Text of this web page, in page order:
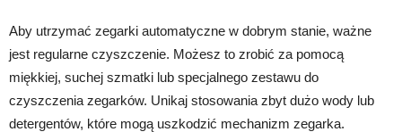
Aby utrzymać zegarki automatyczne w dobrym stanie, ważne
jest regularne czyszczenie. Możesz to zrobić za pomocą
miękkiej, suchej szmatki lub specjalnego zestawu do
czyszczenia zegarków. Unikaj stosowania zbyt dużo wody lub
detergentów, które mogą uszkodzić mechanizm zegarka.